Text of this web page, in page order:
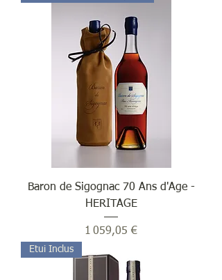
Baron de Sigognac 70 Ans d'Age -
HERITAGE
Prix
1 059,05 €
Etui Inclus